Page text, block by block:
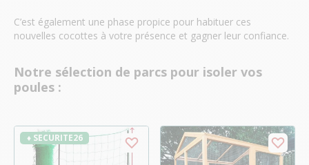
C’est également une phase propice pour habituer ces
nouvelles cocottes à votre présence et gagner leur confiance.
Notre sélection de parcs pour isoler vos
poules :
♦ SECURITE26